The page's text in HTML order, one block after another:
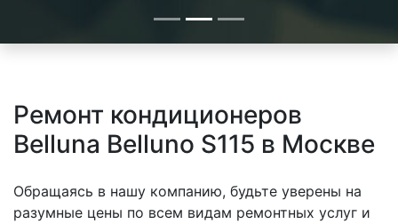
Ремонт кондиционеров
Belluna Belluno S115 в Москве
Обращаясь в нашу компанию, будьте уверены на
разумные цены по всем видам ремонтных услуг и